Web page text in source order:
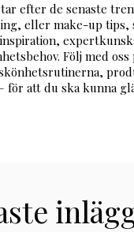
efter de senaste
eller make-up tips,
Följ med oss
för att du ska kunna